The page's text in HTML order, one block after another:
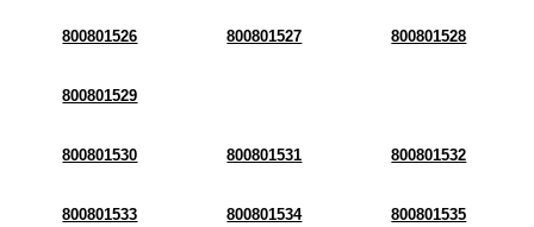
800801526 800801527 800801528
800801529
800801530 800801531 800801532
800801533 800801534 800801535